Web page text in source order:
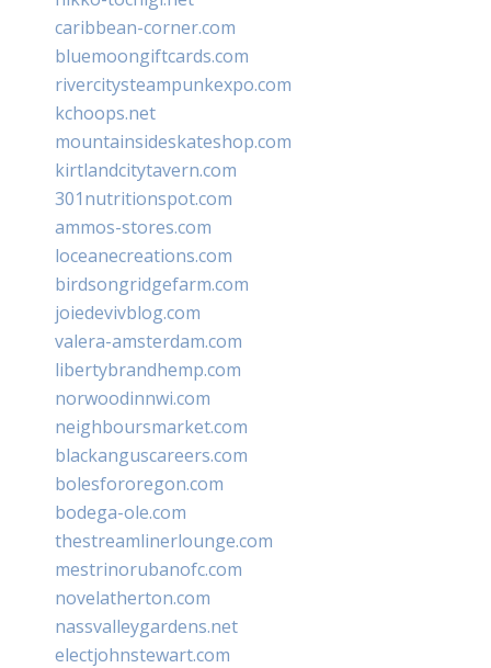
caribbean-corner.com
bluemoongiftcards.com
rivercitysteampunkexpo.com
kchoops.net
mountainsideskateshop.com
kirtlandcitytavern.com
301nutritionspot.com
ammos-stores.com
loceanecreations.com
birdsongridgefarm.com
joiedevivblog.com
valera-amsterdam.com
libertybrandhemp.com
norwoodinnwi.com
neighboursmarket.com
blackanguscareers.com
bolesfororegon.com
bodega-ole.com
thestreamlinerlounge.com
mestrinorubanofc.com
novelatherton.com
nassvalleygardens.net
electjohnstewart.com